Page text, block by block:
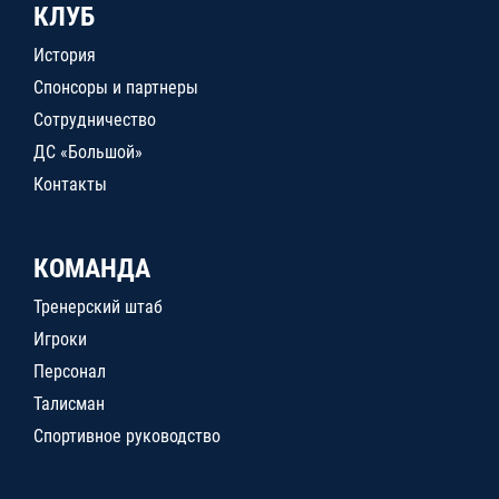
КЛУБ
История
Спонсоры и партнеры
Сотрудничество
ДС «Большой»
Контакты
КОМАНДА
Тренерский штаб
Игроки
Персонал
Талисман
Спортивное руководство